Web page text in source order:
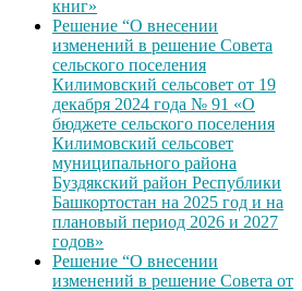
книг»
Решение “О внесении
изменений в решение Совета
сельского поселения
Килимовский сельсовет от 19
декабря 2024 года № 91 «О
бюджете сельского поселения
Килимовский сельсовет
муниципального района
Буздякский район Республики
Башкортостан на 2025 год и на
плановый период 2026 и 2027
годов»
Решение “О внесении
изменений в решение Совета от